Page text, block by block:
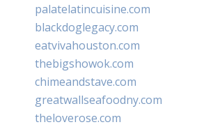
palatelatincuisine.com
blackdoglegacy.com
eatvivahouston.com
thebigshowok.com
chimeandstave.com
greatwallseafoodny.com
theloverose.com